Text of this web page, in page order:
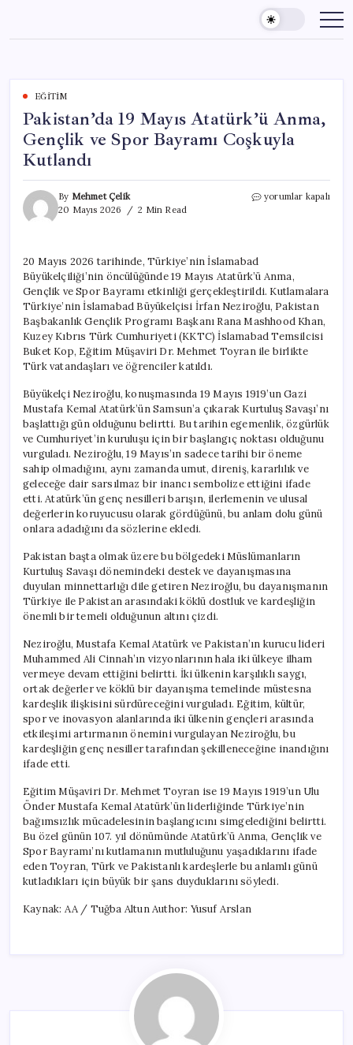
content
EĞITIM
Pakistan’da 19 Mayıs Atatürk’ü Anma,
Gençlik ve Spor Bayramı Coşkuyla
Kutlandı
By Mehmet Çelik
20 Mayıs 2026
2 Min Read
Pakistan’da
ve
Spor
Bayramı
Coşkuyla
Kutlandı
için
yorumlar kapalı
20 Mayıs 2026 tarihinde, Türkiye’nin İslamabad
Büyükelçiliği’nin öncülüğünde 19 Mayıs Atatürk’ü Anma,
Gençlik ve Spor Bayramı etkinliği gerçekleştirildi. Kutlamalara
Türkiye’nin İslamabad Büyükelçisi İrfan Neziroğlu, Pakistan
Başbakanlık Gençlik Programı Başkanı Rana Mashhood Khan,
Kuzey Kıbrıs Türk Cumhuriyeti (KKTC) İslamabad Temsilcisi
Buket Kop, Eğitim Müşaviri Dr. Mehmet Toyran ile birlikte
Türk vatandaşları ve öğrenciler katıldı.
Büyükelçi Neziroğlu, konuşmasında 19 Mayıs 1919’un Gazi
Mustafa Kemal Atatürk’ün Samsun’a çıkarak Kurtuluş Savaşı’nı
başlattığı gün olduğunu belirtti. Bu tarihin egemenlik, özgürlük
ve Cumhuriyet’in kuruluşu için bir başlangıç noktası olduğunu
vurguladı. Neziroğlu, 19 Mayıs’ın sadece tarihi bir öneme
sahip olmadığını, aynı zamanda umut, direniş, kararlılık ve
geleceğe dair sarsılmaz bir inancı sembolize ettiğini ifade
etti. Atatürk’ün genç nesilleri barışın, ilerlemenin ve ulusal
değerlerin koruyucusu olarak gördüğünü, bu anlam dolu günü
onlara adadığını da sözlerine ekledi.
Pakistan başta olmak üzere bu bölgedeki Müslümanların
Kurtuluş Savaşı dönemindeki destek ve dayanışmasına
duyulan minnettarlığı dile getiren Neziroğlu, bu dayanışmanın
Türkiye ile Pakistan arasındaki köklü dostluk ve kardeşliğin
önemli bir temeli olduğunun altını çizdi.
Neziroğlu, Mustafa Kemal Atatürk ve Pakistan’ın kurucu lideri
Muhammed Ali Cinnah’ın vizyonlarının hala iki ülkeye ilham
vermeye devam ettiğini belirtti. İki ülkenin karşılıklı saygı,
ortak değerler ve köklü bir dayanışma temelinde müstesna
kardeşlik ilişkisini sürdüreceğini vurguladı. Eğitim, kültür,
spor ve inovasyon alanlarında iki ülkenin gençleri arasında
etkileşimi artırmanın önemini vurgulayan Neziroğlu, bu
kardeşliğin genç nesiller tarafından şekilleneceğine inandığını
ifade etti.
Eğitim Müşaviri Dr. Mehmet Toyran ise 19 Mayıs 1919’un Ulu
Önder Mustafa Kemal Atatürk’ün liderliğinde Türkiye’nin
bağımsızlık mücadelesinin başlangıcını simgelediğini belirtti.
Bu özel günün 107. yıl dönümünde Atatürk’ü Anma, Gençlik ve
Spor Bayramı’nı kutlamanın mutluluğunu yaşadıklarını ifade
eden Toyran, Türk ve Pakistanlı kardeşlerle bu anlamlı günü
kutladıkları için büyük bir şans duyduklarını söyledi.
Kaynak: AA / Tuğba Altun Author: Yusuf Arslan